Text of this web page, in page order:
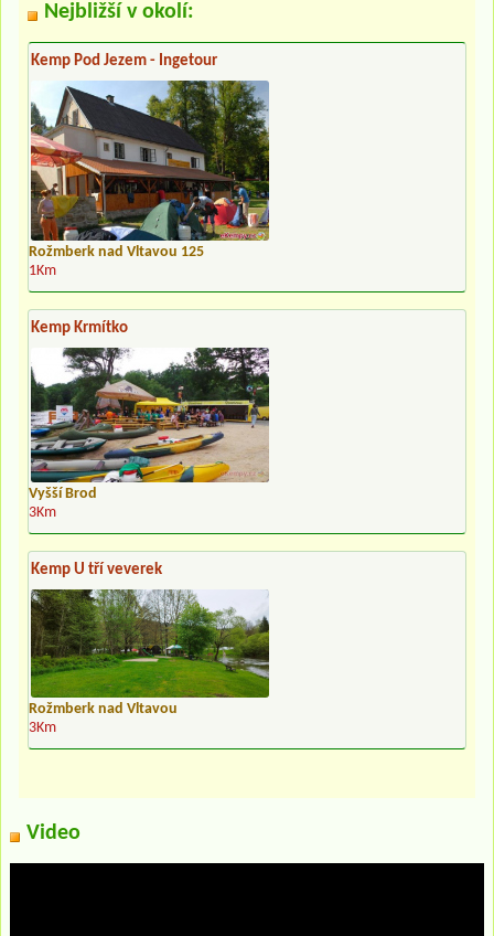
Nejbližší v okolí:
Kemp Pod Jezem - Ingetour
Rožmberk nad Vltavou 125
1Km
Kemp Krmítko
Vyšší Brod
3Km
Kemp U tří veverek
Rožmberk nad Vltavou
3Km
Video